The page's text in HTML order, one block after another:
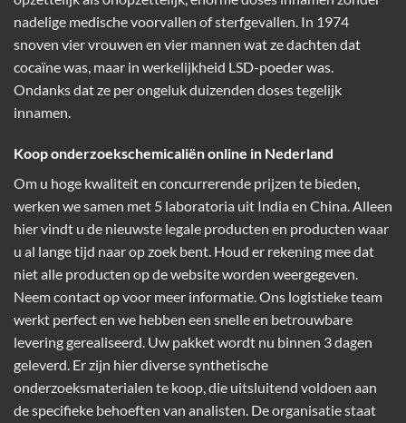
nadelige medische voorvallen of sterfgevallen. In 1974
snoven vier vrouwen en vier mannen wat ze dachten dat
cocaïne was, maar in werkelijkheid LSD-poeder was.
Ondanks dat ze per ongeluk duizenden doses tegelijk
innamen.
Koop onderzoekschemicaliën online in Nederland
Om u hoge kwaliteit en concurrerende prijzen te bieden,
werken we samen met 5 laboratoria uit India en China. Alleen
hier vindt u de nieuwste legale producten en producten waar
u al lange tijd naar op zoek bent. Houd er rekening mee dat
niet alle producten op de website worden weergegeven.
Neem contact op voor meer informatie. Ons logistieke team
werkt perfect en we hebben een snelle en betrouwbare
levering gerealiseerd. Uw pakket wordt nu binnen 3 dagen
geleverd. Er zijn hier diverse synthetische
onderzoeksmaterialen te koop, die uitsluitend voldoen aan
de specifieke behoeften van analisten. De organisatie staat